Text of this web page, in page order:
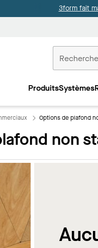
3form fait
ProduitsSystèmes
Options de plafond
non